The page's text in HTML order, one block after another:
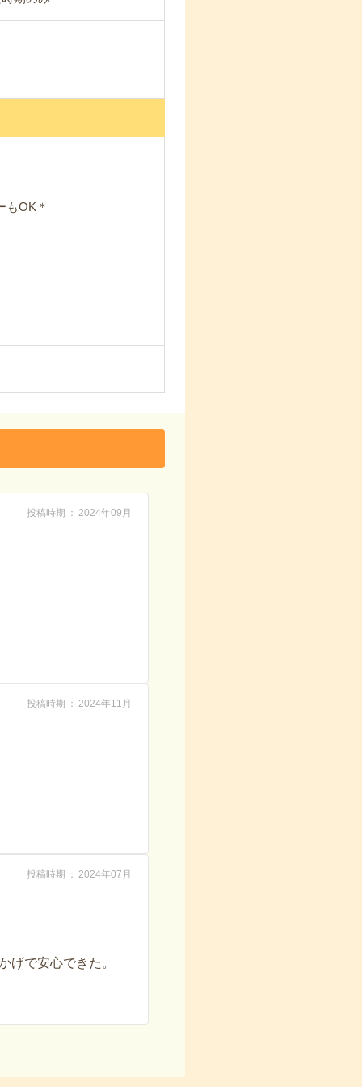
もOK＊
投稿時期 2024年09月
投稿時期 2024年11月
投稿時期 2024年07月
げで安心できた。